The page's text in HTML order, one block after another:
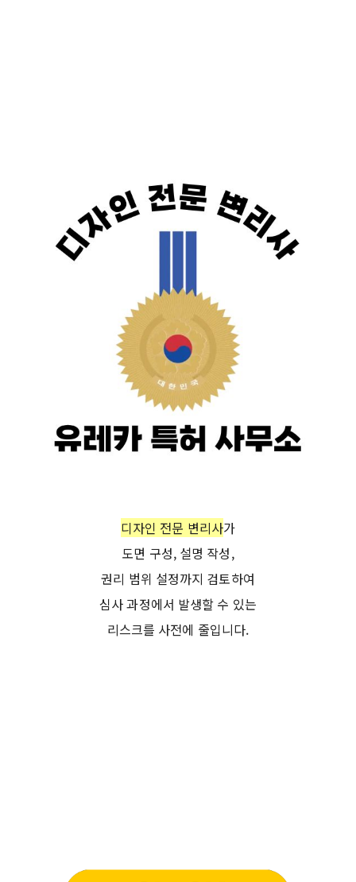
디자인 전문 변리사가
도면 구성, 설명 작성,
권리 범위 설정까지 검토하여
심사 과정에서 발생할 수 있는
리스크를 사전에 줄입니다.